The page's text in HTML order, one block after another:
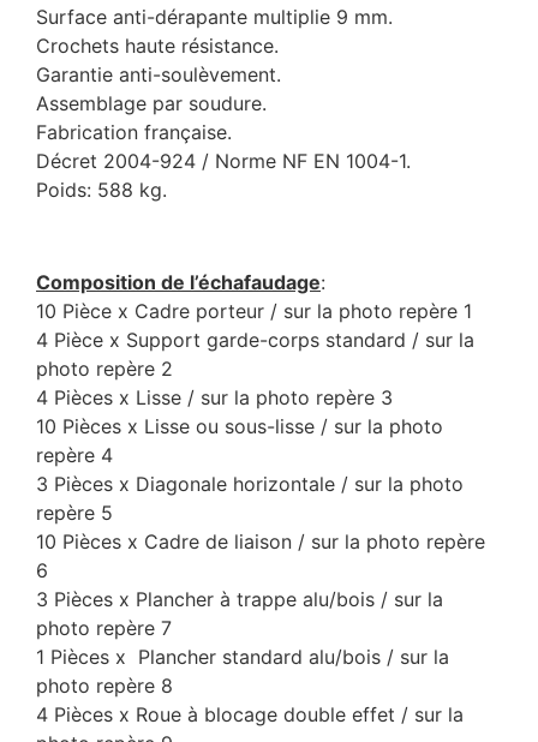
Surface anti-dérapante multiplie 9 mm.
Crochets haute résistance.
Garantie anti-soulèvement.
Assemblage par soudure.
Fabrication française.
Décret 2004-924 / Norme NF EN 1004-1.
Poids: 588 kg.
Composition de l’échafaudage:
10 Pièce x Cadre porteur / sur la photo repère 1
4 Pièce x Support garde-corps standard / sur la
photo repère 2
4 Pièces x Lisse / sur la photo repère 3
10 Pièces x Lisse ou sous-lisse / sur la photo
repère 4
3 Pièces x Diagonale horizontale / sur la photo
repère 5
10 Pièces x Cadre de liaison / sur la photo repère
6
3 Pièces x Plancher à trappe alu/bois / sur la
photo repère 7
1 Pièces x Plancher standard alu/bois / sur la
photo repère 8
4 Pièces x Roue à blocage double effet / sur la